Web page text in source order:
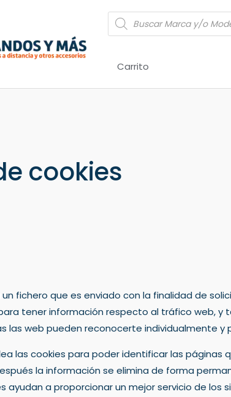
Búsqueda
de
productos
Carrito
cookies
fichero que es enviado con la finalidad de
tener información respecto al tráfico web,
las web pueden reconocerte individualmente
las cookies para poder identificar las
la información se elimina de forma
ayudan a proporcionar un mejor servicio de